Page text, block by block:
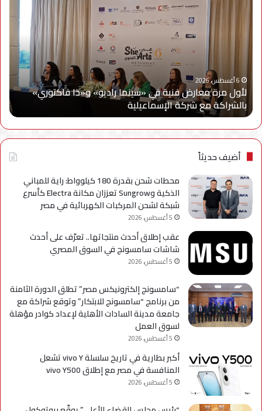
معارض
فنية
في
«سينما
راديو»
و«ذا
فاكتوري»
بالشراكة
مع
شركة
الإسماعيلية
6 أغسطس، 2026
لأول مرة معارض فنية في «سينما راديو» و«ذا فاكتوري»
بالشراكة مع شركة الإسماعيلية
مع
Cy
في
A
أضيف حديثاً
محطات شحن بقدرة 180 كيلوواط: راية للمباني
الذكية وSungrow تعززان مكانة Electra كأسرع
شبكة لشحن المركبات الكهربائية في مصر
5 أغسطس، 2026
عقب إطلاق أحدث منتجاتها.. تعرّف على أحدث
شاشات سامسونج في السوق المصري
5 أغسطس، 2026
“سامسونج إلكترونيكس مصر” تطلق الدورة الثامنة
من برنامج “سامسونج للابتكار” وتوقع شراكة مع
جامعة مدينة السادات الأهلية لإعداد كوادر مؤهلة
لسوق العمل
5 أغسطس، 2026
أكبر بطارية في تاريخ سلسلة vivo Y تشعل
المنافسة في مصر مع إطلاق vivo Y500
5 أغسطس، 2026